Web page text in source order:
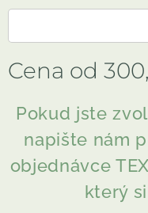
Cena od
Pokud jste
napište nám
objednávce
který